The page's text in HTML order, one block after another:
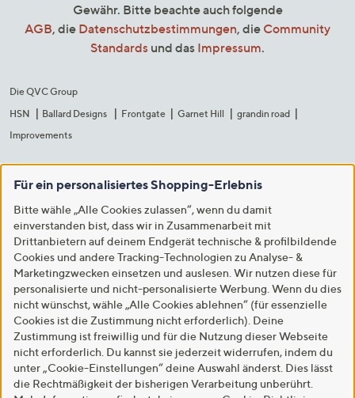
Gewähr. Bitte beachte auch folgende
AGB, die Datenschutzbestimmungen, die Community
Standards und das Impressum.
Die QVC Group
HSN
Ballard Designs Frontgate Garnet Hill
grandin road
Improvements
Für ein personalisiertes Shopping-Erlebnis
Bitte wähle „Alle Cookies zulassen“, wenn du damit
einverstanden bist, dass wir in Zusammenarbeit mit
Drittanbietern auf deinem Endgerät technische & profilbildende
Cookies und andere Tracking-Technologien zu Analyse- &
Marketingzwecken einsetzen und auslesen. Wir nutzen diese für
personalisierte und nicht-personalisierte Werbung. Wenn du dies
nicht wünschst, wähle „Alle Cookies ablehnen“ (für essenzielle
Cookies ist die Zustimmung nicht erforderlich). Deine
Zustimmung ist freiwillig und für die Nutzung dieser Webseite
nicht erforderlich. Du kannst sie jederzeit widerrufen, indem du
unter „Cookie-Einstellungen“ deine Auswahl änderst. Dies lässt
die Rechtmäßigkeit der bisherigen Verarbeitung unberührt.